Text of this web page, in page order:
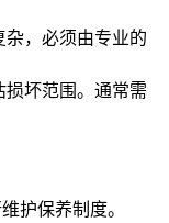
杂，必须由专业的
损坏范围。通常需
护保养制度。